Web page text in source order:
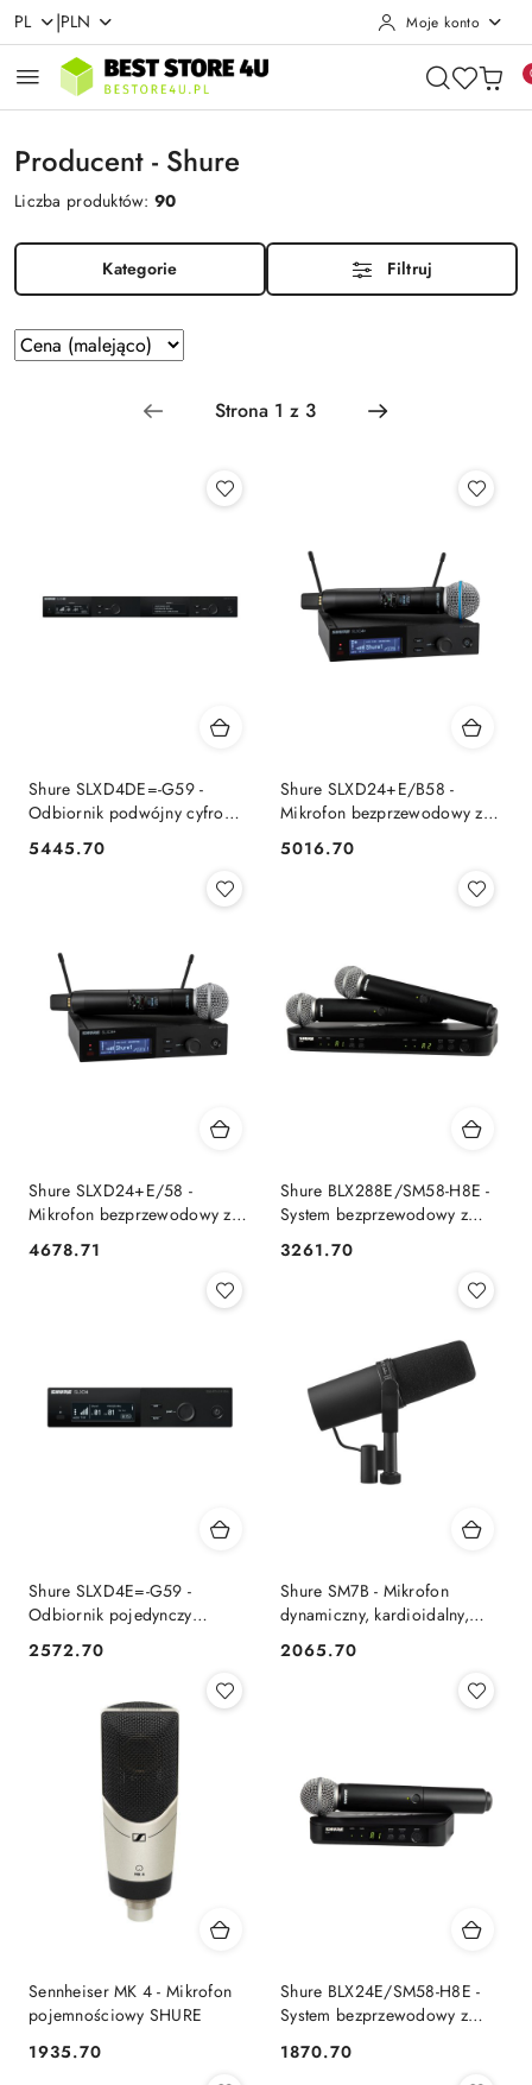
Przejdź do treści głównej
Przejdź do wyszukiwarki
Przejdź do moje konto
Przejdź do menu głównego
Przejdź do stopki
PL |PLN Moje konto
Producent - Shure
Liczba produktów:90
Kategorie Filtruj
Zastosowano
sortowanie:
Sortuj
według
Shure SLXD4DE=-G59 -
Odbiornik podwójny cyfrowy
SHURE
Cena:
5445.70
Shure SLXD24+E/B58 -
Mikrofon bezprzewodowy z
kapsułą Beta 58A SHURE
Cena:
5016.70
Shure SLXD24+E/58 -
Mikrofon bezprzewodowy z
Cena:
4678.71
Shure BLX288E/SM58-H8E -
System bezprzewodowy z
SHURE
Cena:
3261.70
Shure SLXD4E=-G59 -
Odbiornik pojedynczy
cyfrowy SHURE
Cena:
2572.70
Shure SM7B - Mikrofon
dynamiczny, kardioidalny,
lektorski - radiowy
Cena:
2065.70
Sennheiser MK 4 - Mikrofon
pojemnościowy SHURE
Cena:
1935.70
Shure BLX24E/SM58-H8E -
System bezprzewodowy z
Cena:
1870.70